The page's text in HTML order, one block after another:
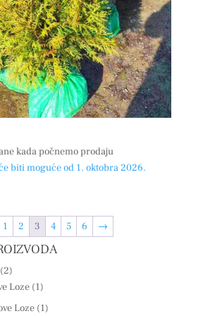
kada počnemo prodaju
biti moguće od 1. oktobra 2026.
1 2 3 4 5 6 →
(2)
Loze (1)
Loze (1)